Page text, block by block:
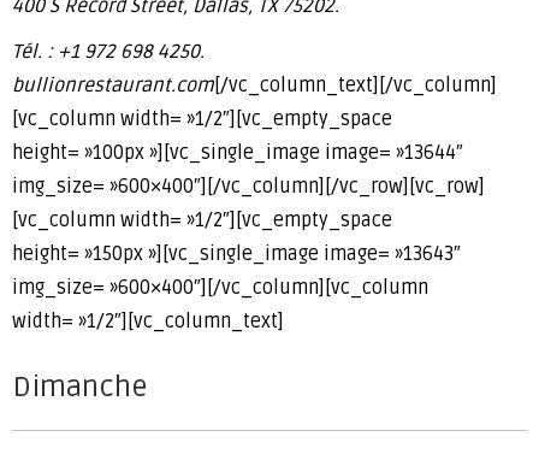
400 S Record Street, Dallas, TX 75202.
Tél. : +1 972 698 4250.
bullionrestaurant.com[/vc_column_text][/vc_column]
[vc_column width= »1/2″][vc_empty_space
height= »100px »][vc_single_image image= »13644″
img_size= »600×400″][/vc_column][/vc_row][vc_row]
[vc_column width= »1/2″][vc_empty_space
height= »150px »][vc_single_image image= »13643″
img_size= »600×400″][/vc_column][vc_column
width= »1/2″][vc_column_text]
Dimanche